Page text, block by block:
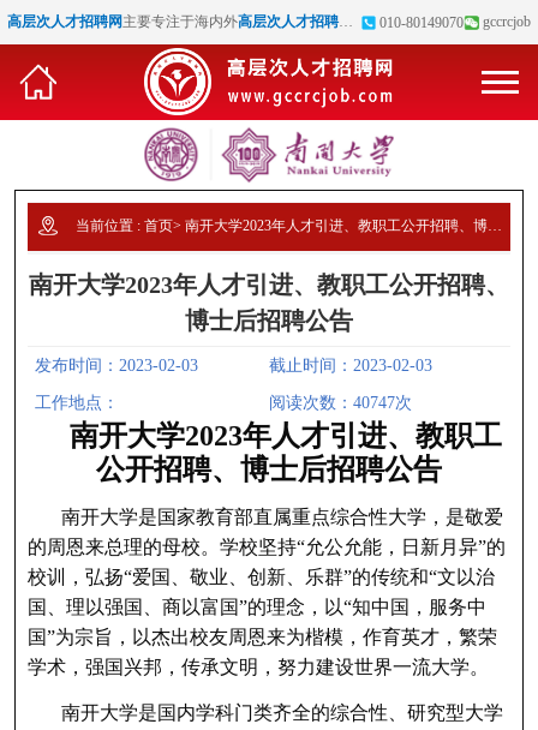
高层次人才招聘网 主要专注于海内外高层次人才招聘、 博士招聘、高校教师招聘等
010-80149070 gccrcjob
当前位置 :首页>南开大学2023年人才引进、教职工公开招聘、博士后招聘公告
南开大学2023年人才引进、教职工公开招聘、
博士后招聘公告
发布时间：2023-02-03 截止时间：2023-02-03
工作地点： 阅读次数：40747次
南开大学2023年人才引进、教职工
公开招聘、博士后招聘公告
南开大学是国家教育部直属重点综合性大学，是敬爱
的周恩来总理的母校。学校坚持“允公允能，日新月异”的
校训，弘扬“爱国、敬业、创新、乐群”的传统和“文以治
国、理以强国、商以富国”的理念，以“知中国，服务中
国”为宗旨，以杰出校友周恩来为楷模，作育英才，繁荣
学术，强国兴邦，传承文明，努力建设世界一流大学。
南开大学是国内学科门类齐全的综合性、研究型大学